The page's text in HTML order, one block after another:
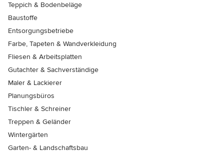
Teppich & Bodenbeläge
Baustoffe
Entsorgungsbetriebe
Farbe, Tapeten & Wandverkleidung
Fliesen & Arbeitsplatten
Gutachter & Sachverständige
Maler & Lackierer
Planungsbüros
Tischler & Schreiner
Treppen & Geländer
Wintergärten
Garten- & Landschaftsbau